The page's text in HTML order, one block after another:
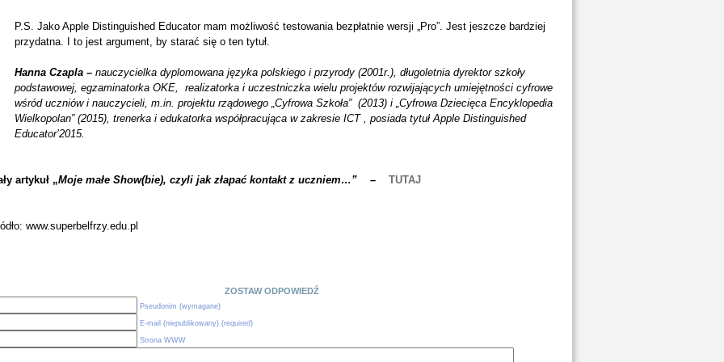
P.S. Jako Apple Distinguished Educator mam możliwość testowania bezpłatnie wersji „Pro”. Jest jeszcze bardziej
przydatna. I to jest argument, by starać się o ten tytuł.
Hanna Czapla –nauczycielka dyplomowana języka polskiego i przyrody (2001r.), długoletnia dyrektor szkoły
podstawowej, egzaminatorka OKE, realizatorka i uczestniczka wielu projektów rozwijających umiejętności cyfrowe
wśród uczniów i nauczycieli, m.in. projektu rządowego „Cyfrowa Szkoła” (2013) i „Cyfrowa Dziecięca Encyklopedia
Wielkopolan” (2015), trenerka i edukatorka współpracująca w zakresie ICT , posiada tytuł Apple Distinguished
Educator’2015.
artykuł „Moje małe Show(bie), czyli jak złapać kontakt z uczniem…”– TUTAJ
www.superbelfrzy.edu.pl
ZOSTAW ODPOWIEDŹ
Pseudonim (wymagane)
E-mail (niepublikowany) (required)
Strona WWW